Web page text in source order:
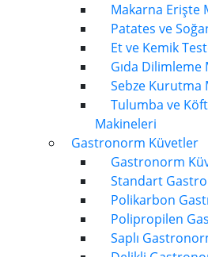
Makarna Erişte
Patates ve
Et ve Kemik
Gıda Dilimleme
Sebze Kurutma
Tulumba ve
Makineleri
Gastronorm Küvetler
Gastronorm
Standart
Polikarbon
Polipropilen
Saplı